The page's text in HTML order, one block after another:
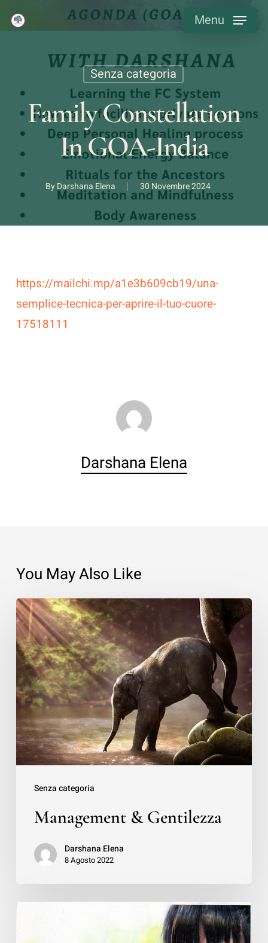
Skip
to
Menu
Senza categoria
Family Constellation
In GOA-India
ByDarshana Elena 30 Novembre 2024
https://mailchi.mp/a1e3b609cb19/una-
semplice-tecnica-per-aprire-il-tuo-cuore-
17518111
Darshana Elena
You May Also Like
Senza categoria
Management
&
Gentilezza
Management & Gentilezza
Darshana Elena
8 Agosto 2022